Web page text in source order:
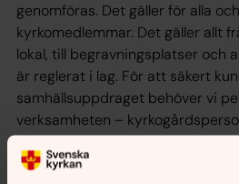
genomföras. Det gäller för alla
kyrkomedlemmar. Det gäller allt
lokal, till begravningsplatser och
är reglerat i lag. För att säkert
samhällsuppdraget behöver vi
verksamheten –
personal och vaktmästare, men
präster.